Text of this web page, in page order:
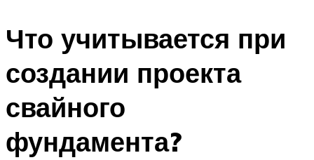
Что учитывается при
создании проекта
свайного
фундамента?